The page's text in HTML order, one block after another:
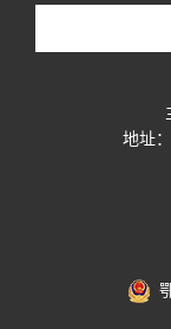
地址